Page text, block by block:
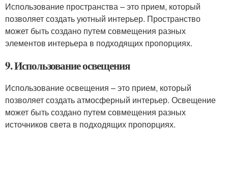
Использование пространства – это прием, который
позволяет создать уютный интерьер. Пространство
может быть создано путем совмещения разных
элементов интерьера в подходящих пропорциях.
9. Использование освещения
Использование освещения – это прием, который
позволяет создать атмосферный интерьер. Освещение
может быть создано путем совмещения разных
источников света в подходящих пропорциях.